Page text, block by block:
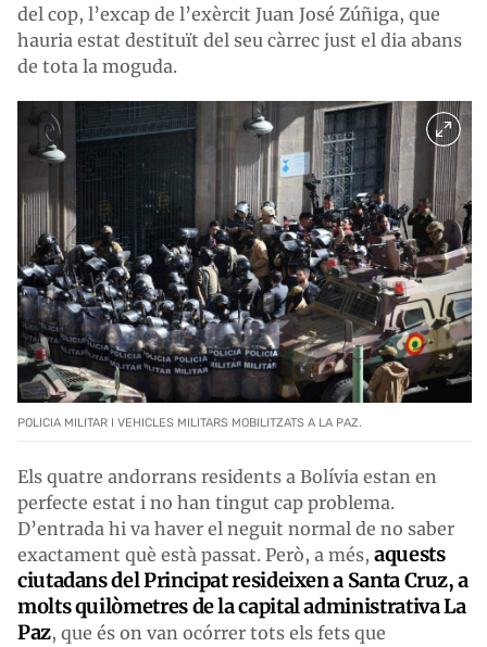
del cop, l’excap de l’exèrcit Juan José Zúñiga, que
hauria estat destituït del seu càrrec just el dia abans
de tota la moguda.
POLICIA MILITAR I VEHICLES MILITARS MOBILITZATS A LA PAZ.
Els quatre andorrans residents a Bolívia estan en
perfecte estat i no han tingut cap problema.
D’entrada hi va haver el neguit normal de no saber
exactament què està passat. Però, a més, aquests
ciutadans del Principat resideixen a Santa Cruz, a
molts quilòmetres de la capital administrativa La
Paz, que és on van ocórrer tots els fets que